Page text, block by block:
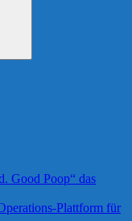
Good Poop“ das
Plattform für